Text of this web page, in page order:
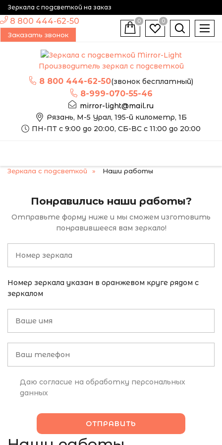
Зеркала с подсветкой на заказ
Производитель зеркал с подсветкой
8 800 444-62-50(звонок бесплатный)
8-999-070-55-46
mirror-light@mail.ru
Рязань, М-5 Урал, 195-й километр, 1Б
ПН-ПТ с 9:00 до 20:00, СБ-ВС с 11:00 до 20:00
8 800 444-62-50
Заказать звонок
0
0
Зеркала с подсветкой Наши работы
Понравились наши работы?
Отправьте форму ниже и мы сможем изготовить
понравившееся вам зеркало!
Номер зеркала указан в оранжевом круге рядом с
зеркалом
Даю согласие на обработку персональных
данных